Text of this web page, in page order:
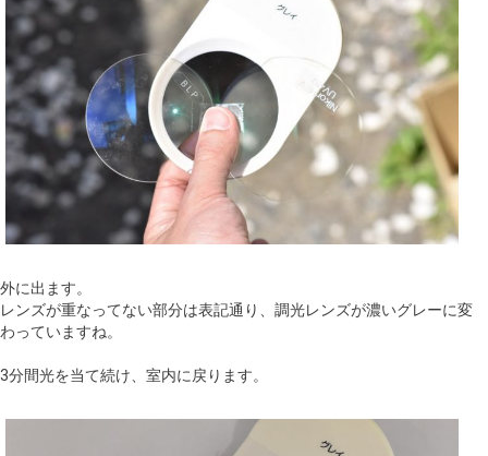
外に出ます。
レンズが重なってない部分は表記通り、調光レンズが濃いグレーに変
わっていますね。
3分間光を当て続け、室内に戻ります。